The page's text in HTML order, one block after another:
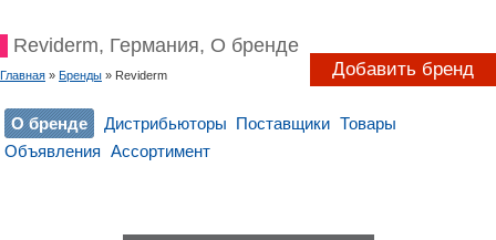
Reviderm, Германия, О бренде
Главная » Бренды » Reviderm Добавить бренд
О бренде Дистрибьюторы Поставщики Товары
Объявления Ассортимент